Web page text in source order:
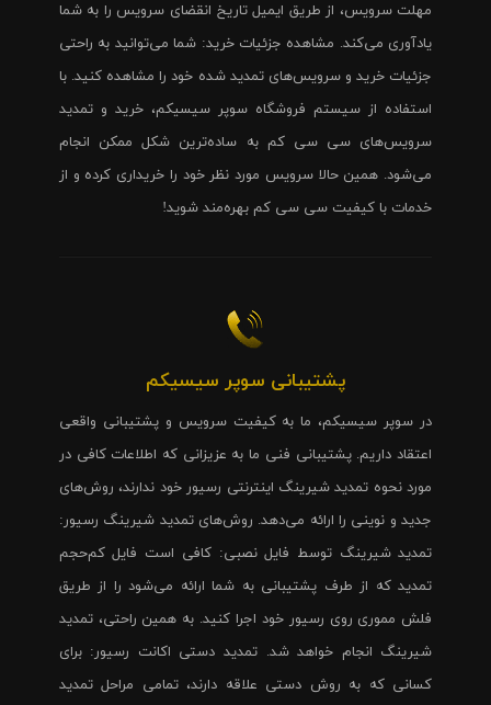
مهلت سرویس، از طریق ایمیل تاریخ انقضای سرویس را به شما
یادآوری می‌کند. مشاهده جزئیات خرید: شما می‌توانید به راحتی
جزئیات خرید و سرویس‌های تمدید شده خود را مشاهده کنید. با
استفاده از سیستم فروشگاه سوپر سیسیکم، خرید و تمدید
سرویس‌های سی سی کم به ساده‌ترین شکل ممکن انجام
می‌شود. همین حالا سرویس مورد نظر خود را خریداری کرده و از
خدمات با کیفیت سی سی کم بهره‌مند شوید!
پشتیبانی سوپر سیسیکم
در سوپر سیسیکم، ما به کیفیت سرویس و پشتیبانی واقعی
اعتقاد داریم. پشتیبانی فنی ما به عزیزانی که اطلاعات کافی در
مورد نحوه تمدید شیرینگ اینترنتی رسیور خود ندارند، روش‌های
جدید و نوینی را ارائه می‌دهد. روش‌های تمدید شیرینگ رسیور:
تمدید شیرینگ توسط فایل نصبی: کافی است فایل کم‌حجم
تمدید که از طرف پشتیبانی به شما ارائه می‌شود را از طریق
فلش مموری روی رسیور خود اجرا کنید. به همین راحتی، تمدید
شیرینگ انجام خواهد شد. تمدید دستی اکانت رسیور: برای
کسانی که به روش دستی علاقه دارند، تمامی مراحل تمدید